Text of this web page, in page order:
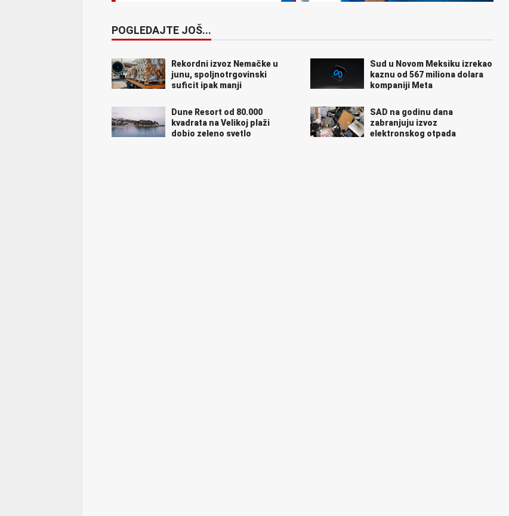
POGLEDAJTE JOŠ...
Rekordni izvoz Nemačke u
junu, spoljnotrgovinski
suficit ipak manji
Sud u Novom Meksiku izrekao
kaznu od 567 miliona dolara
kompaniji Meta
Dune Resort od 80.000
kvadrata na Velikoj plaži
dobio zeleno svetlo
SAD na godinu dana
zabranjuju izvoz
elektronskog otpada